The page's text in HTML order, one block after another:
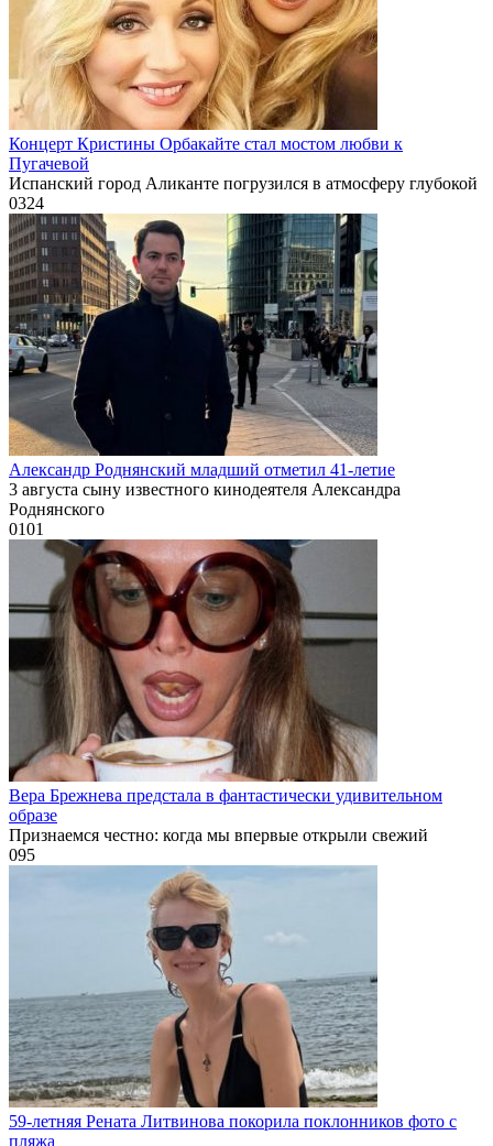
Концерт Кристины Орбакайте стал мостом любви к
Пугачевой
Испанский город Аликанте погрузился в атмосферу глубокой
0324
Александр Роднянский младший отметил 41-летие
3 августа сыну известного кинодеятеля Александра
Роднянского
0101
Вера Брежнева предстала в фантастически удивительном
образе
Признаемся честно: когда мы впервые открыли свежий
095
59-летняя Рената Литвинова покорила поклонников фото с
пляжа